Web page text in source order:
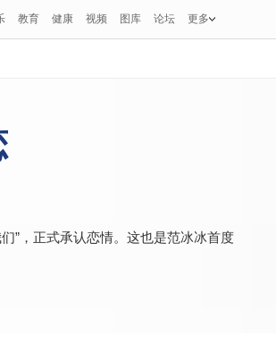
教育 健康 视频 图库 论坛 更多
”，正式承认恋情。这也是范冰冰首度